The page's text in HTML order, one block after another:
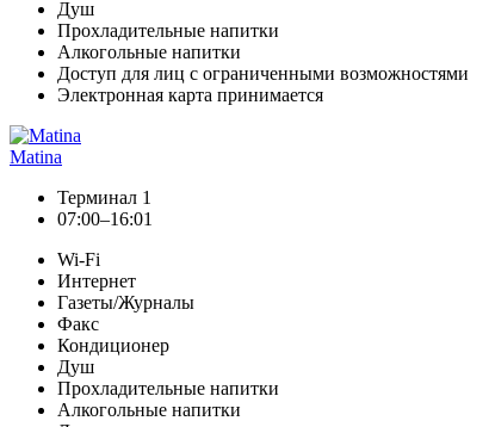
Душ
Прохладительные напитки
Алкогольные напитки
Доступ для лиц с ограниченными возможностями
Электронная карта принимается
Matina
Терминал 1
07:00–16:01
Wi-Fi
Интернет
Газеты/Журналы
Факс
Кондиционер
Душ
Прохладительные напитки
Алкогольные напитки